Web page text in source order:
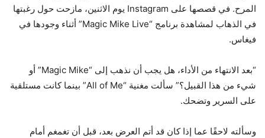
المرح. في قصصها على Instagram يوم الاثنين، مازحت حول رغبتها
في الذهاب لمشاهدة برنامج “Magic Mike Live” أثناء وجودها في
فيغاس.
“بعد الانتهاء من الأداء، هل يجب أن نذهب إلى “Magic Mike” أو
شيء من هذا القبيل؟” سألت مغنية “All of Me” بينما كانت مستلقية
على السرير وتضحك.
وسألته لاحقًا عما إذا كان قد أتم العرض بعد، قبل أن تغمغم أمام